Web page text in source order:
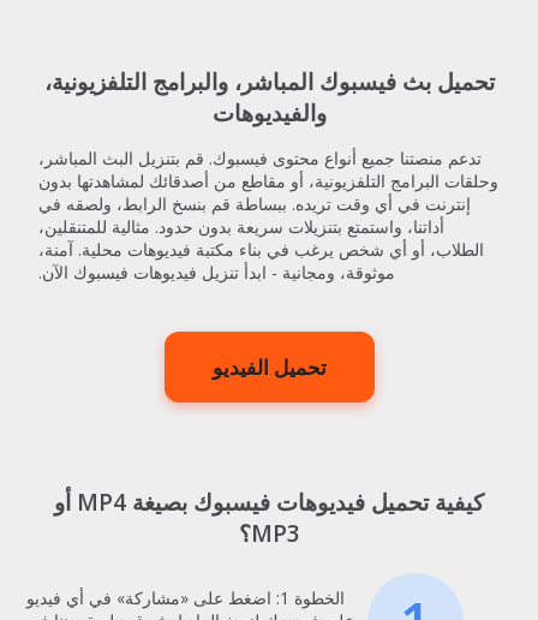
تحميل بث فيسبوك المباشر، والبرامج التلفزيونية،
والفيديوهات
تدعم منصتنا جميع أنواع محتوى فيسبوك. قم بتنزيل البث المباشر،
وحلقات البرامج التلفزيونية، أو مقاطع من أصدقائك لمشاهدتها بدون
إنترنت في أي وقت تريده. ببساطة قم بنسخ الرابط، ولصقه في
أداتنا، واستمتع بتنزيلات سريعة بدون حدود. مثالية للمتنقلين،
الطلاب، أو أي شخص يرغب في بناء مكتبة فيديوهات محلية. آمنة،
موثوقة، ومجانية - ابدأ تنزيل فيديوهات فيسبوك الآن.
تحميل الفيديو
كيفية تحميل فيديوهات فيسبوك بصيغة MP4 أو
MP3؟
الخطوة 1: اضغط على «مشاركة» في أي فيديو